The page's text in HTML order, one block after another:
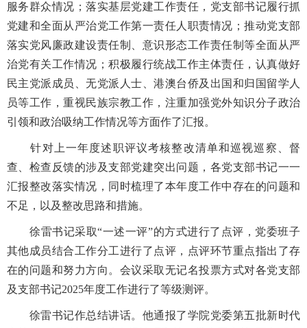
服务群众情况；落实基层党建工作责任，党支部书记履行抓
党建和全面从严治党工作第一责任人职责情况；推动党支部
落实党风廉政建设责任制、意识形态工作责任制等全面从严
治党有关工作情况；积极履行统战工作主体责任，认真做好
民主党派成员、无党派人士、港澳台侨及出国和归国留学人
员等工作，重视民族宗教工作，注重加强党外知识分子政治
引领和政治吸纳工作情况等方面作了汇报。
针对上一年度述职评议考核整改清单和巡视巡察、督
查、检查反馈的涉及支部党建突出问题，各党支部书记一一
汇报整改落实情况，同时梳理了本年度工作中存在的问题和
不足，以及整改思路和措施。
徐雷书记采取“一述一评”的方式进行了点评，党委班子
其他成员结合工作分工进行了点评，点评环节重点指出了存
在的问题和努力方向。会议采取无记名投票方式对各党支部
及支部书记2025年度工作进行了等级测评。
徐雷书记作总结讲话。他通报了学院党委第五批新时代